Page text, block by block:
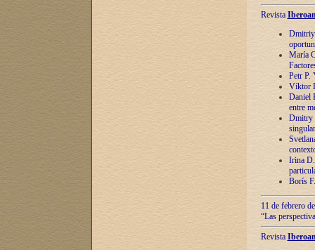
Revista
Dmitriy
María
Petr P.
Víktor
Daniel
entre
Dmitry
Irina
Borís
11 de febrero
“Las
Revista